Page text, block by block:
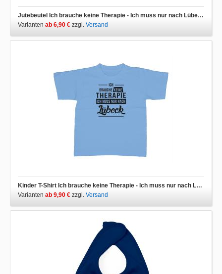
Jutebeutel Ich brauche keine Therapie - Ich muss nur nach Lübeck
Varianten ab 6,90 € zzgl. Versand
Kinder T-Shirt Ich brauche keine Therapie - Ich muss nur nach Lübeck
Varianten ab 9,90 € zzgl. Versand